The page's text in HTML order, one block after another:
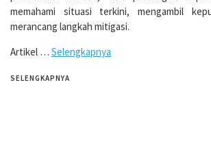
memahami situasi terkini, mengambil
merancang langkah mitigasi.
Artikel … Selengkapnya
SELENGKAPNYA